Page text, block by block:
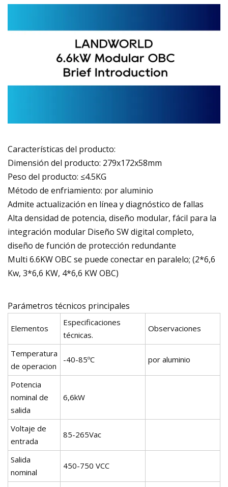
Características del producto:
Dimensión del producto: 279x172x58mm
Peso del producto: ≤4.5KG
Método de enfriamiento: por aluminio
Admite actualización en línea y diagnóstico de fallas
Alta densidad de potencia, diseño modular, fácil para la
integración modular Diseño SW digital completo,
diseño de función de protección redundante
Multi 6.6KW OBC se puede conectar en paralelo; (2*6,6
Kw, 3*6,6 KW, 4*6,6 KW OBC)
Parámetros técnicos principales
Elementos
Especificaciones
técnicas.
Observaciones
Temperatura
de operacion
-40-85ºC por aluminio
Potencia
nominal de
salida
6,6kW
Voltaje de
entrada
85-265Vac
Salida
nominal
450-750 VCC